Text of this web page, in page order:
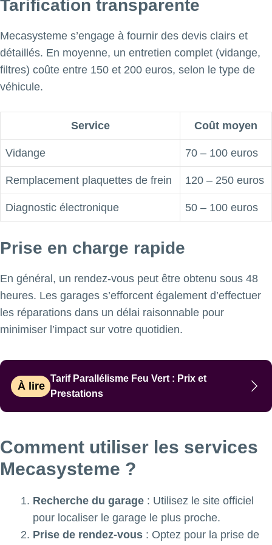
Tarification transparente
Mecasysteme s’engage à fournir des devis clairs et
détaillés. En moyenne, un entretien complet (vidange,
filtres) coûte entre 150 et 200 euros, selon le type de
véhicule.
Service Coût moyen
Vidange 70 – 100 euros
Remplacement plaquettes de frein 120 – 250 euros
Diagnostic électronique 50 – 100 euros
Prise en charge rapide
En général, un rendez-vous peut être obtenu sous 48
heures. Les garages s’efforcent également d’effectuer
les réparations dans un délai raisonnable pour
minimiser l’impact sur votre quotidien.
À lire
Tarif Parallélisme Feu Vert : Prix et
Prestations
Comment utiliser les services
Mecasysteme ?
Recherche du garage : Utilisez le site officiel
pour localiser le garage le plus proche.
Prise de rendez-vous : Optez pour la prise de